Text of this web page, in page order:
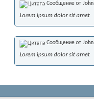
Сообщение от
Lorem ipsum dolor sit amet
Сообщение от
Lorem ipsum dolor sit amet